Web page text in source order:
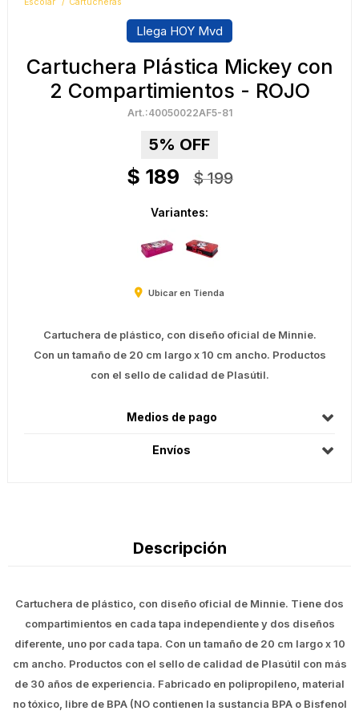
Escolar Cartucheras
Llega HOY Mvd
Cartuchera Plástica Mickey con
2 Compartimientos - ROJO
40050022AF5-81
5
$ 189 $ 199
Variantes:
Ubicar en Tienda
Cartuchera de plástico, con diseño oficial de Minnie.
Con un tamaño de 20 cm largo x 10 cm ancho. Productos
con el sello de calidad de Plasútil.
Medios de pago
Envíos
Descripción
Cartuchera de plástico, con diseño oficial de Minnie. Tiene dos
compartimientos en cada tapa independiente y dos diseños
diferente, uno por cada tapa. Con un tamaño de 20 cm largo x 10
cm ancho. Productos con el sello de calidad de Plasútil con más
de 30 años de experiencia. Fabricado en polipropileno, material
no tóxico, libre de BPA (NO contienen la sustancia BPA o Bisfenol